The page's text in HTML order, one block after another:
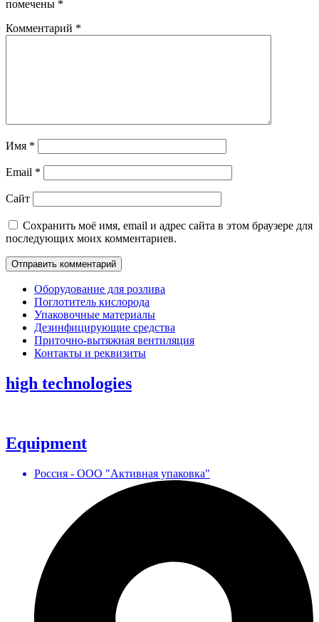
помечены *
Комментарий *
Имя *
Email *
Сайт
Сохранить моё имя, email и адрес сайта в этом браузере для
последующих моих комментариев.
Оборудование для розлива
Поглотитель кислорода
Упаковочные материалы
Дезинфицирующие средства
Приточно-вытяжная вентиляция
Контакты и реквизиты
high technologies
Equipment
Россия - ООО "Активная упаковка"